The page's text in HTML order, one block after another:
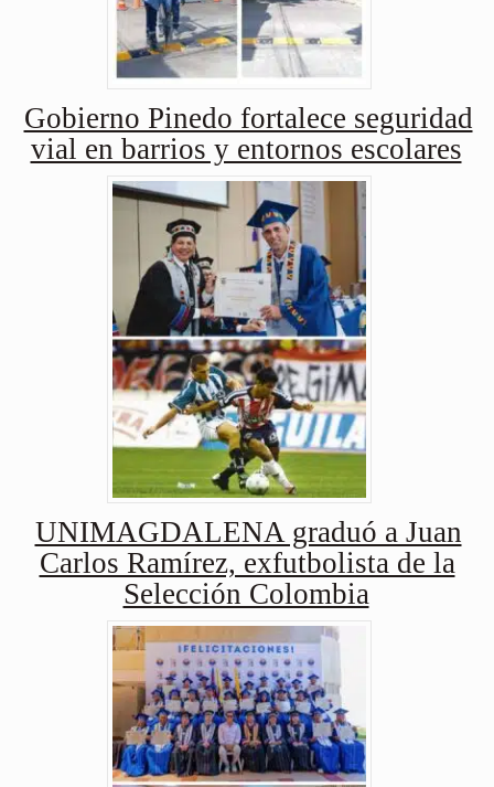
Gobierno Pinedo fortalece seguridad
vial en barrios y entornos escolares
UNIMAGDALENA graduó a Juan
Carlos Ramírez, exfutbolista de la
Selección Colombia